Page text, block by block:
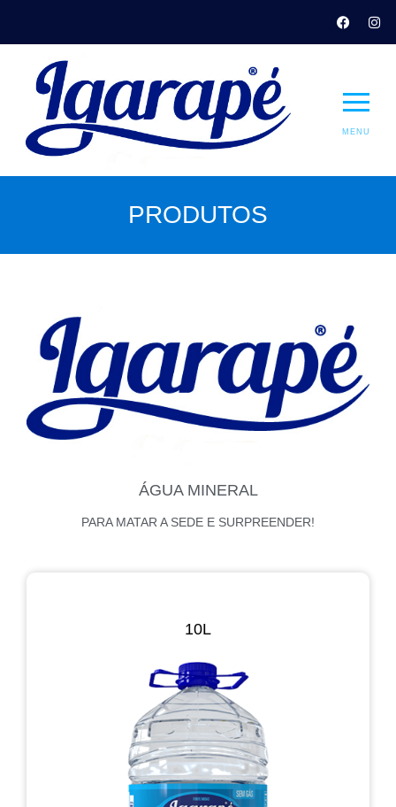
MENU
PRODUTOS
ÁGUA MINERAL
PARA MATAR A SEDE E SURPREENDER!
10L